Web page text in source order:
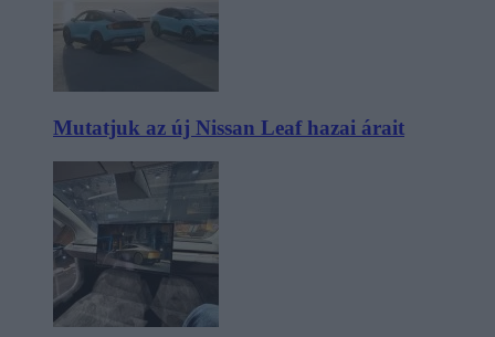
Mutatjuk az új Nissan Leaf hazai árait